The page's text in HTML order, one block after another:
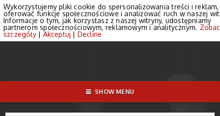
SHOW MENU
Wykorzystujemy pliki cookie do spersonalizowania treści i
oferować funkcje społecznościowe i analizować ruch w naszej
Informacje o tym, jak korzystasz z naszej witryny, udostępniamy
partnerom społecznościowym, reklamowym i analitycznym.
szczegóły| Akceptuj | Decline